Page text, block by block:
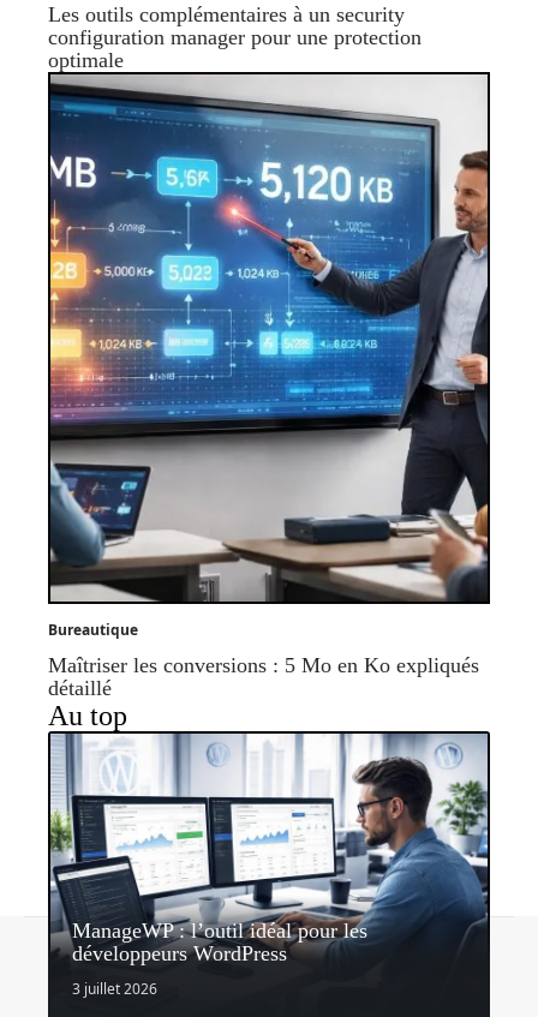
Les outils complémentaires à un security
configuration manager pour une protection
optimale
Bureautique
Maîtriser les conversions : 5 Mo en Ko expliqués
détaillé
Au top
ManageWP : l’outil idéal pour les
développeurs WordPress
3 juillet 2026
Contact Mentions légales Sitemap